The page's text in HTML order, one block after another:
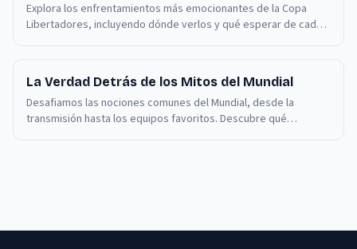
Explora los enfrentamientos más emocionantes de la Copa
Libertadores, incluyendo dónde verlos y qué esperar de cada
La Verdad Detrás de los Mitos del Mundial
Desafiamos las nociones comunes del Mundial, desde la
transmisión hasta los equipos favoritos. Descubre qué